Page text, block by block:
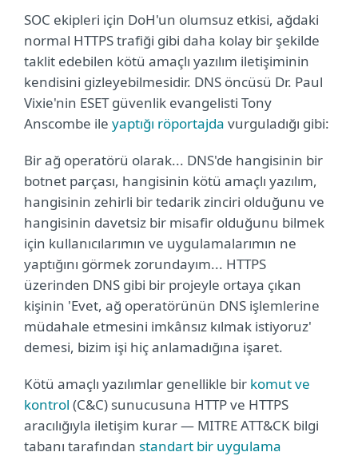
SOC ekipleri için DoH'un olumsuz etkisi, ağdaki
normal HTTPS trafiği gibi daha kolay bir şekilde
taklit edebilen kötü amaçlı yazılım iletişiminin
kendisini gizleyebilmesidir. DNS öncüsü Dr. Paul
Vixie'nin ESET güvenlik evangelisti Tony
Anscombe ile yaptığı röportajda vurguladığı gibi:
Bir ağ operatörü olarak... DNS'de hangisinin bir
botnet parçası, hangisinin kötü amaçlı yazılım,
hangisinin zehirli bir tedarik zinciri olduğunu ve
hangisinin davetsiz bir misafir olduğunu bilmek
için kullanıcılarımın ve uygulamalarımın ne
yaptığını görmek zorundayım... HTTPS
üzerinden DNS gibi bir projeyle ortaya çıkan
kişinin 'Evet, ağ operatörünün DNS işlemlerine
müdahale etmesini imkânsız kılmak istiyoruz'
demesi, bizim işi hiç anlamadığına işaret.
Kötü amaçlı yazılımlar genellikle bir komut ve
kontrol (C&C) sunucusuna HTTP ve HTTPS
aracılığıyla iletişim kurar — MITRE ATT&CK bilgi
tabanı tarafından standart bir uygulama